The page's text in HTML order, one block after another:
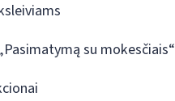
su mokesčiais“